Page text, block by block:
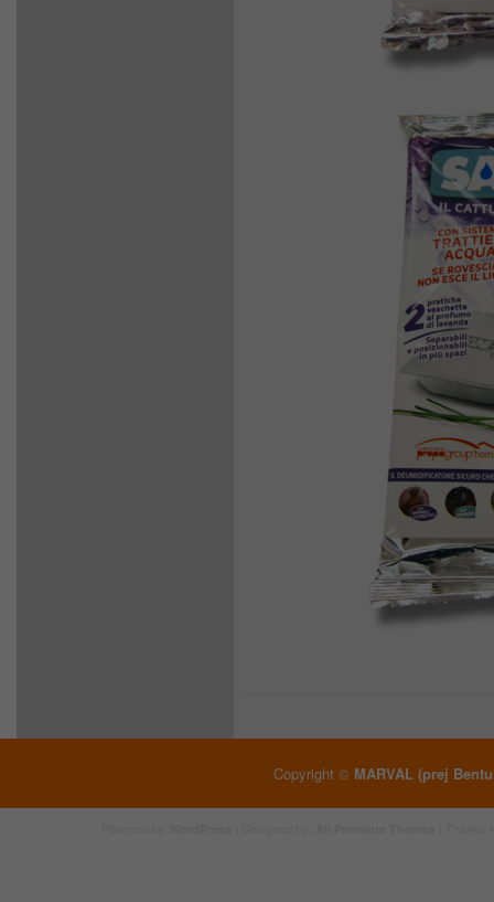
Copyright © MARVAL (prej